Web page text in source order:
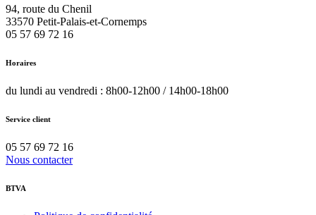
94, route du Chenil
33570 Petit-Palais-et-Cornemps
05 57 69 72 16
Horaires
du lundi au vendredi : 8h00-12h00 / 14h00-18h00
Service client
05 57 69 72 16
Nous contacter
BTVA